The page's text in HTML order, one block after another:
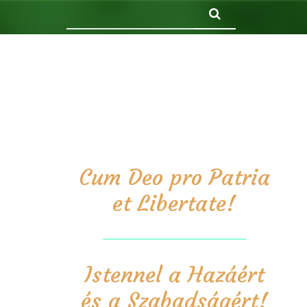
Cum Deo pro Patria
et Libertate!
Istennel a Hazáért
és a Szabadságért!